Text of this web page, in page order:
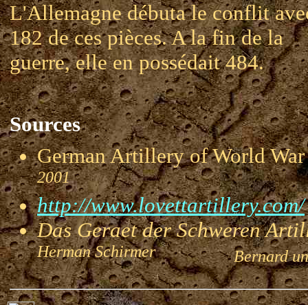
L'Allemagne débuta le conflit
182 de ces pièces. A la fin de la
guerre, elle en possédait 484.
Sources
German Artillery of World
2001
http://www.lovettartillery.com/
Das Geraet der Schweren
Herman SchirmerBernard